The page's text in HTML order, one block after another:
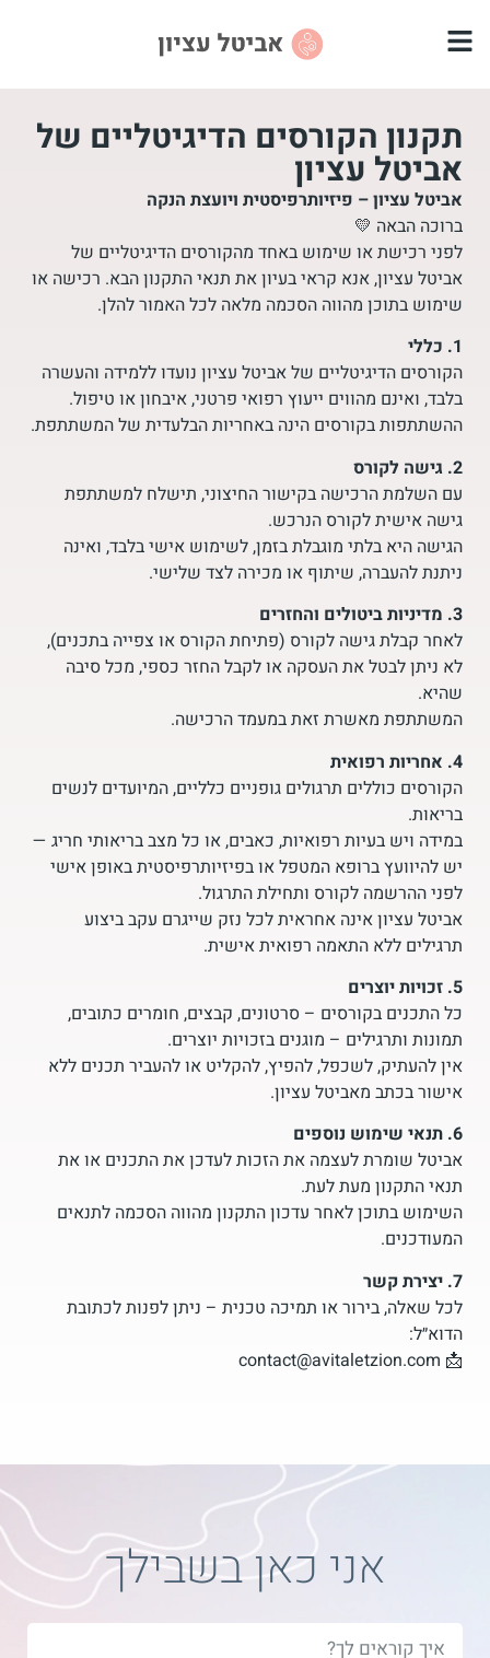
תקנון הקורסים הדיגיטליים של
אביטל עציון
אביטל עציון – פיזיותרפיסטית ויועצת הנקה
ברוכה הבאה 💛
לפני רכישת או שימוש באחד מהקורסים הדיגיטליים של
אביטל עציון, אנא קראי בעיון את תנאי התקנון הבא. רכישה או
שימוש בתוכן מהווה הסכמה מלאה לכל האמור להלן.
1. כללי
הקורסים הדיגיטליים של אביטל עציון נועדו ללמידה והעשרה
בלבד, ואינם מהווים ייעוץ רפואי פרטני, איבחון או טיפול.
ההשתתפות בקורסים הינה באחריות הבלעדית של המשתתפת.
2. גישה לקורס
עם השלמת הרכישה בקישור החיצוני, תישלח למשתתפת
גישה אישית לקורס הנרכש.
הגישה היא בלתי מוגבלת בזמן, לשימוש אישי בלבד, ואינה
ניתנת להעברה, שיתוף או מכירה לצד שלישי.
3. מדיניות ביטולים והחזרים
לאחר קבלת גישה לקורס (פתיחת הקורס או צפייה בתכנים),
לא ניתן לבטל את העסקה או לקבל החזר כספי, מכל סיבה
שהיא.
המשתתפת מאשרת זאת במעמד הרכישה.
4. אחריות רפואית
הקורסים כוללים תרגולים גופניים כלליים, המיועדים לנשים
בריאות.
במידה ויש בעיות רפואיות, כאבים, או כל מצב בריאותי חריג —
יש להיוועץ ברופא המטפל או בפיזיותרפיסטית באופן אישי
לפני ההרשמה לקורס ותחילת התרגול.
אביטל עציון אינה אחראית לכל נזק שייגרם עקב ביצוע
תרגילים ללא התאמה רפואית אישית.
5. זכויות יוצרים
כל התכנים בקורסים – סרטונים, קבצים, חומרים כתובים,
תמונות ותרגילים – מוגנים בזכויות יוצרים.
אין להעתיק, לשכפל, להפיץ, להקליט או להעביר תכנים ללא
אישור בכתב מאביטל עציון.
6. תנאי שימוש נוספים
אביטל שומרת לעצמה את הזכות לעדכן את התכנים או את
תנאי התקנון מעת לעת.
השימוש בתוכן לאחר עדכון התקנון מהווה הסכמה לתנאים
המעודכנים.
7. יצירת קשר
לכל שאלה, בירור או תמיכה טכנית – ניתן לפנות לכתובת
הדוא״ל:
📩 contact@avitaletzion.com
אני כאן בשבילך